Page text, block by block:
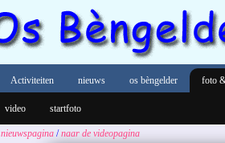
Activiteiten nieuws os bèngelder foto
video startfoto
nieuwspagina /naar de videopagina